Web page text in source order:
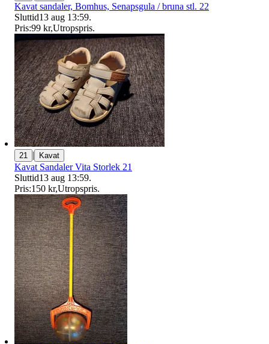
Kavat sandaler, Bomhus, Senapsgula / bruna stl. 22
Sluttid13 aug 13:59.
Pris:99 kr,Utropspris.
21 | Kavat
Kavat Sandaler Vita Storlek 21
Sluttid13 aug 13:59.
Pris:150 kr,Utropspris.